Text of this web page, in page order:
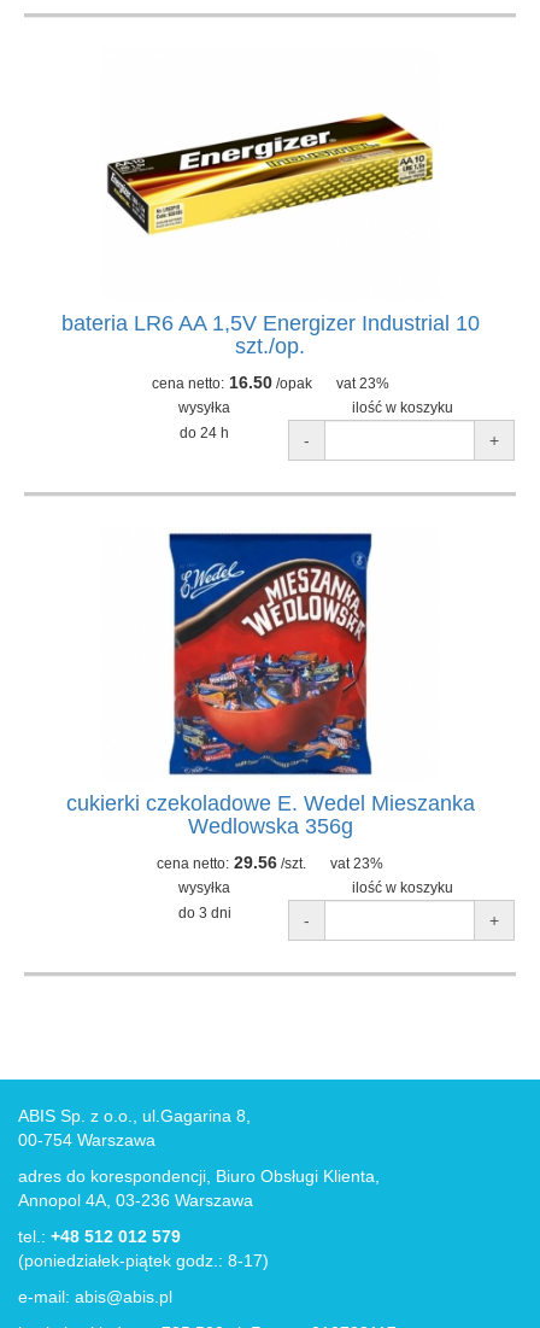
bateria LR6 AA 1,5V Energizer Industrial 10
szt./op.
cena netto: 16.50/opak
vat 23%
wysyłka
ilość w koszyku
do 24 h
- +
cukierki czekoladowe E. Wedel Mieszanka
Wedlowska 356g
cena netto: 29.56 /szt.
vat 23%
wysyłka
ilość w koszyku
do 3 dni
- +
ABIS Sp. z o.o., ul.Gagarina 8,
00-754 Warszawa
adres do korespondencji, Biuro Obsługi Klienta,
Annopol 4A, 03-236 Warszawa
tel.: +48 512 012 579
(poniedziałek-piątek godz.: 8-17)
e-mail: abis@abis.pl